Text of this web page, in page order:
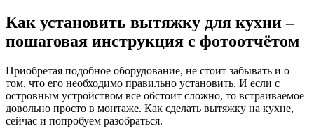
Как установить вытяжку для кухни –
пошаговая инструкция с фотоотчётом
Приобретая подобное оборудование, не стоит забывать и о
том, что его необходимо правильно установить. И если с
островным устройством все обстоит сложно, то встраиваемое
довольно просто в монтаже. Как сделать вытяжку на кухне,
сейчас и попробуем разобраться.